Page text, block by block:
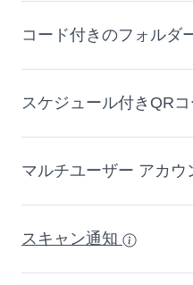
コード付きのフォルダ
スケジュール付きQRコ
マルチユーザー アカウ
スキャン通知